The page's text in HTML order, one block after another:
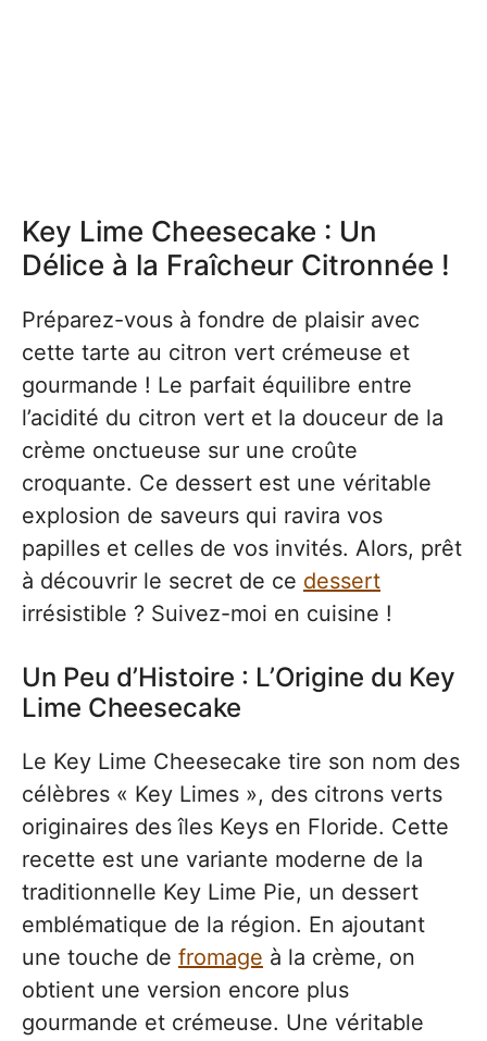
Key Lime Cheesecake : Un
Délice à la Fraîcheur Citronnée !
Préparez-vous à fondre de plaisir avec
cette tarte au citron vert crémeuse et
gourmande ! Le parfait équilibre entre
l’acidité du citron vert et la douceur de la
crème onctueuse sur une croûte
croquante. Ce dessert est une véritable
explosion de saveurs qui ravira vos
papilles et celles de vos invités. Alors, prêt
à découvrir le secret de ce dessert
irrésistible ? Suivez-moi en cuisine !
Un Peu d’Histoire : L’Origine du Key
Lime Cheesecake
Le Key Lime Cheesecake tire son nom des
célèbres « Key Limes », des citrons verts
originaires des îles Keys en Floride. Cette
recette est une variante moderne de la
traditionnelle Key Lime Pie, un dessert
emblématique de la région. En ajoutant
une touche de fromage à la crème, on
obtient une version encore plus
gourmande et crémeuse. Une véritable